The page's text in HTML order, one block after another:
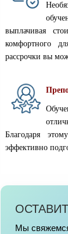
выплачивая
комфортного
рассрочки вы
Благодаря
эффективно
Мы